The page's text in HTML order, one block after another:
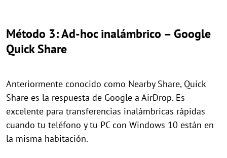
Método 3: Ad-hoc inalámbrico – Google
Quick Share
Anteriormente conocido como Nearby Share, Quick
Share es la respuesta de Google a AirDrop. Es
excelente para transferencias inalámbricas rápidas
cuando tu teléfono y tu PC con Windows 10 están en
la misma habitación.